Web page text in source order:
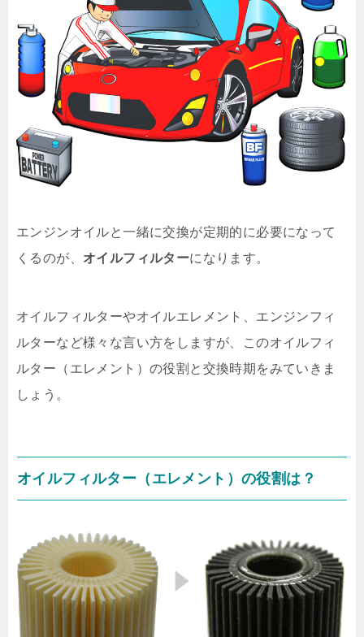
エンジンオイルと一緒に交換が定期的に必要になって
くるのが、 オイルフィルターになります。
オイルフィルターやオイルエレメント、エンジンフィ
ルターなど様々な言い方をしますが、このオイルフィ
ルター（エレメント）の役割と交換時期をみていきま
しょう。
オイルフィルター（エレメント）の役割は？